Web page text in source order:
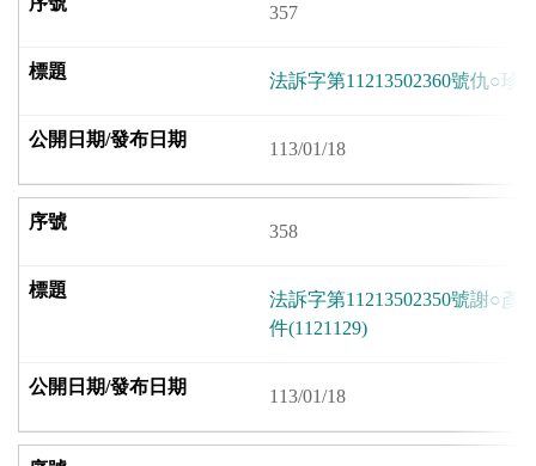
357
法訴字第11213502360號仇○珍
113/01/18
358
法訴字第11213502350號謝○彥
件(1121129)
113/01/18